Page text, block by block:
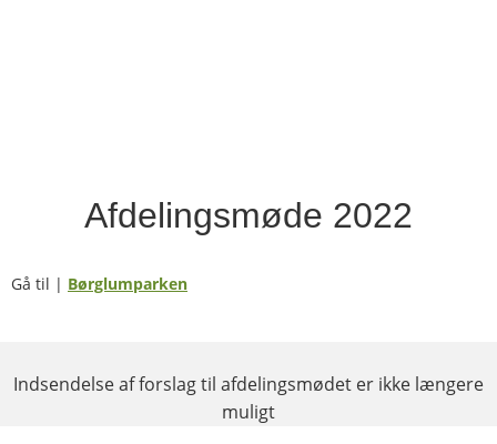
Afdelingsmøde 2022
Gå til | Børglumparken
Indsendelse af forslag til afdelingsmødet er ikke længere
muligt